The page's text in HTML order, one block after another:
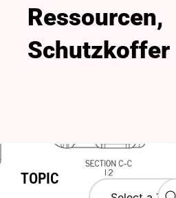
Ressourcen,
Schutzkoffer
TOPIC